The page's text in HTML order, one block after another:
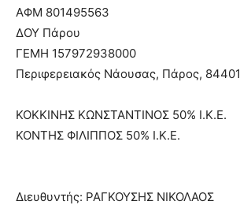
ΑΦΜ 801495563
ΔΟΥ Πάρου
ΓΕΜΗ 157972938000
Περιφερειακός Νάουσας, Πάρος, 84401
ΚΟΚΚΙΝΗΣ ΚΩΝΣΤΑΝΤΙΝΟΣ 50% Ι.Κ.Ε.
ΚΟΝΤΗΣ ΦΙΛΙΠΠΟΣ 50% Ι.Κ.Ε.
Διευθυντής: ΡΑΓΚΟΥΣΗΣ ΝΙΚΟΛΑΟΣ